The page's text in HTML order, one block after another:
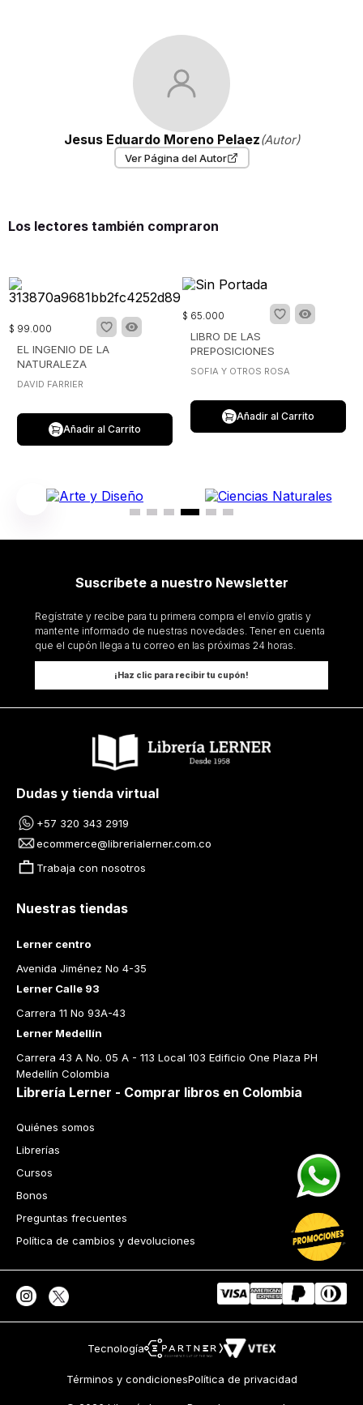
Jesus Eduardo Moreno Pelaez(Autor)
Ver Página del Autor
Los lectores también compraron
$ 99.000
EL INGENIO DE LA
NATURALEZA
DAVID FARRIER
Añadir al Carrito
$ 65.000
LIBRO DE LAS
PREPOSICIONES
SOFIA Y OTROS ROSA
Añadir al Carrito
Suscríbete a nuestro Newsletter
Regístrate y recibe para tu primera compra el envío gratis y
mantente informado de nuestras novedades. Tener en cuenta
que el cupón llega a tu correo en las próximas 24 horas.
¡Haz clic para recibir tu cupón!
Dudas y tienda virtual
+57 320 343 2919
ecommerce@librerialerner.com.co
Trabaja con nosotros
Nuestras tiendas
Lerner centro
Avenida Jiménez No 4-35
Lerner Calle 93
Carrera 11 No 93A-43
Lerner Medellín
Carrera 43 A No. 05 A - 113 Local 103 Edificio One Plaza PH
Medellín Colombia
Librería Lerner - Comprar libros en Colombia
Quiénes somos
Librerías
Cursos
Bonos
Preguntas frecuentes
Política de cambios y devoluciones
Tecnología
Términos y condicionesPolítica de privacidad